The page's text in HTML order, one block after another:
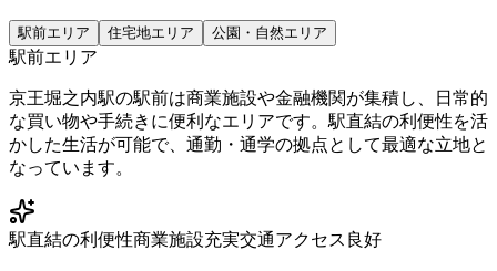
駅前エリア 住宅地エリア 公園・自然エリア
駅前エリア
京王堀之内駅の駅前は商業施設や金融機関が集積し、日常的
な買い物や手続きに便利なエリアです。駅直結の利便性を活
かした生活が可能で、通勤・通学の拠点として最適な立地と
なっています。
駅直結の利便性商業施設充実交通アクセス良好